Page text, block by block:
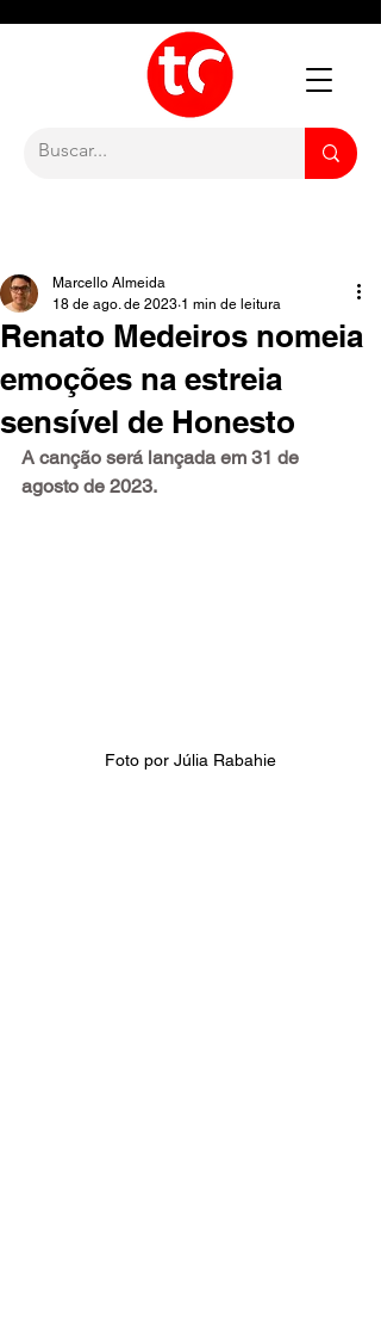
Renato Medeiros nomeia
emoções na estreia
sensível de Honesto
Marcello Almeida
18 de ago. de 2023 1 min de leitura
A canção será lançada em 31 de
agosto de 2023.
Foto por Júlia Rabahie